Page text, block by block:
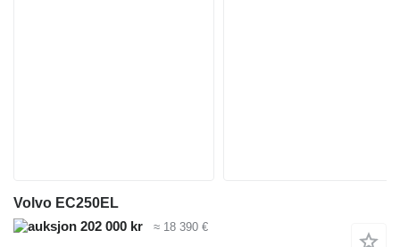
Volvo EC250EL
202 000 kr
≈ 18 390 €